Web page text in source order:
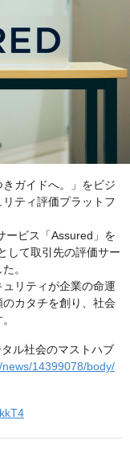
きガイドへ。」をビジ
ティ評価プラットフ
ービス「Assured」を
して取引先の評価サー
。
リティが企業の命運
カタチを創り、社会
ル社会のマストハブ
14399078/body/